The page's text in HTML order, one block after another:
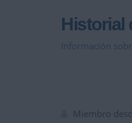
Historial
Información
Miembro